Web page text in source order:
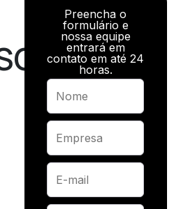
Preencha o
formulário e
nossa equipe
entrará em
contato em até 24
horas.